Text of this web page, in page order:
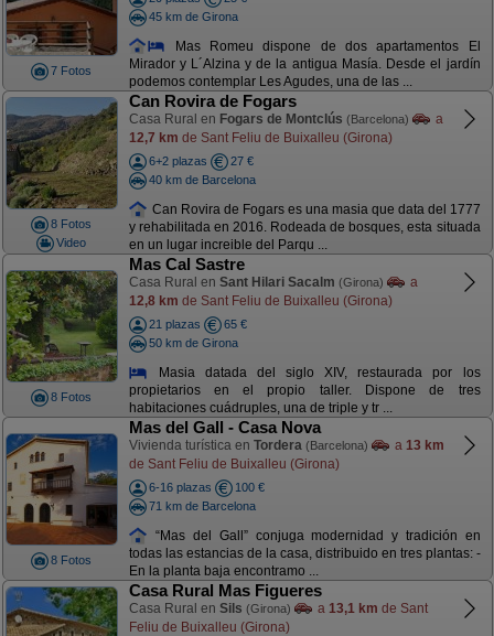
7 Fotos
45 km de Girona
Mas Romeu dispone de dos apartamentos El
Mirador y L´Alzina y de la antigua Masía. Desde el jardín
podemos contemplar Les Agudes, una de las ...
8 Fotos
Video
Can Rovira de Fogars
Casa Rural en Fogars de Montclús (Barcelona)
a
12,7 km de Sant Feliu de Buixalleu (Girona)
6+2 plazas
27 €
40 km de Barcelona
Can Rovira de Fogars es una masia que data del 1777
y rehabilitada en 2016. Rodeada de bosques, esta situada
en un lugar increible del Parqu ...
8 Fotos
Mas Cal Sastre
Casa Rural en Sant Hilari Sacalm (Girona)
a
12,8 km de Sant Feliu de Buixalleu (Girona)
21 plazas
65 €
50 km de Girona
Masia datada del siglo XIV, restaurada por los
propietarios en el propio taller. Dispone de tres
habitaciones cuádruples, una de triple y tr ...
8 Fotos
Mas del Gall - Casa Nova
Vivienda turística en Tordera (Barcelona) a 13 km
de Sant Feliu de Buixalleu (Girona)
6-16 plazas
100 €
71 km de Barcelona
“Mas del Gall” conjuga modernidad y tradición en
todas las estancias de la casa, distribuido en tres plantas: -
En la planta baja encontramo ...
Casa Rural Mas Figueres
Casa Rural en Sils (Girona) a 13,1 km de Sant
Feliu de Buixalleu (Girona)